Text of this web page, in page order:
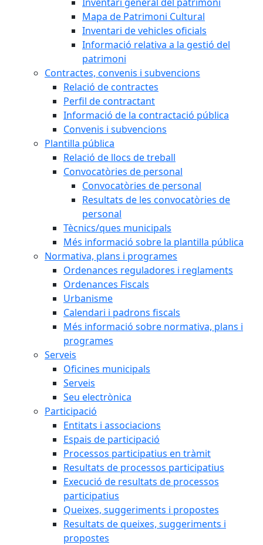
Mapa de Patrimoni Cultural
Inventari de vehicles oficials
Informació relativa a la gestió del
patrimoni
Contractes, convenis i subvencions
Relació de contractes
Perfil de contractant
Informació de la contractació pública
Convenis i subvencions
Plantilla pública
Relació de llocs de treball
Convocatòries de personal
Convocatòries de personal
Resultats de les convocatòries de
personal
Tècnics/ques municipals
Més informació sobre la plantilla pública
Normativa, plans i programes
Ordenances reguladores i reglaments
Ordenances Fiscals
Urbanisme
Calendari i padrons fiscals
Més informació sobre normativa, plans i
programes
Serveis
Oficines municipals
Serveis
Seu electrònica
Participació
Entitats i associacions
Espais de participació
Processos participatius en tràmit
Resultats de processos participatius
Execució de resultats de processos
participatius
Queixes, suggeriments i propostes
Resultats de queixes, suggeriments i
propostes